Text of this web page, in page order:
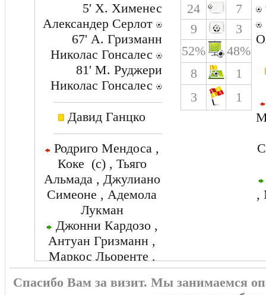
5' Х. Хименес
Александер Серлот
67' А. Гризманн
Николас Гонсалес
81' М. Руджери
Николас Гонсалес
Давид Ганцко
Родриго Мендоса ,
Коке (c) , Тьяго
Альмада , Джулиано
Симеоне , Адемола
Лукман
Джонни Кардозо ,
Антуан Гризманн ,
Маркос Льоренте ,
Хулиан Альварес ,
Николас Гонсалес
24
7
9
3
52%
48%
8
1
3
1
,
Спасибо Вам за визит. Мы занимаемся